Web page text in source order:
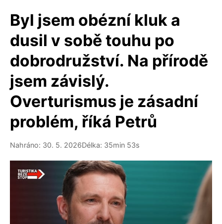
Byl jsem obézní kluk a
dusil v sobě touhu po
dobrodružství. Na přírodě
jsem závislý.
Overturismus je zásadní
problém, říká Petrů
Nahráno: 30. 5. 2026Délka: 35min 53s